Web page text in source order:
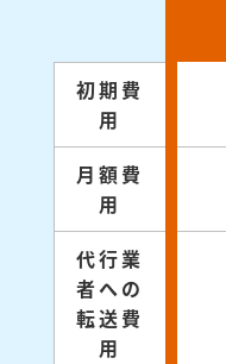
初期費
用
月額費
用
代行業
者への
転送費
用